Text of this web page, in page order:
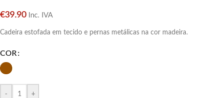
€39.90 Inc. IVA
Cadeira estofada em tecido e pernas metálicas na cor madeira.
COR
- +